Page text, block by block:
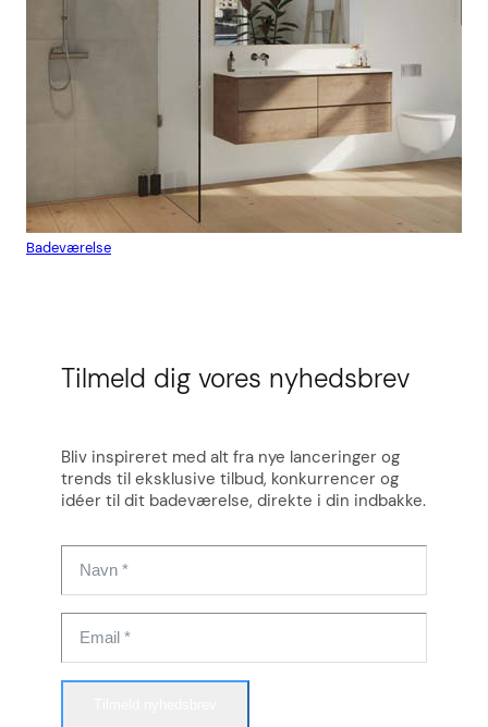
Badeværelse
Tilmeld dig vores nyhedsbrev
Bliv inspireret med alt fra nye lanceringer og
trends til eksklusive tilbud, konkurrencer og
idéer til dit badeværelse, direkte i din indbakke.